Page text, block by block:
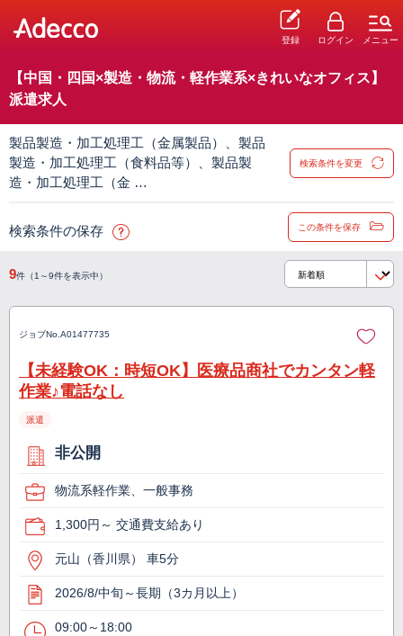
登録 ログイン メニュー
【中国・四国×製造・物流・軽作業系×きれいなオフィス】
派遣求人
製品製造・加工処理工（金属製品）、製品
製造・加工処理工（食料品等）、製品製
造・加工処理工（金 …
検索条件を変更
検索条件の保存 この条件を保存
9件（1～9件を表示中）
ジョブNo. A01477735
【未経験OK：時短OK】医療品商社でカンタン軽
作業♪電話なし
派遣
非公開
物流系軽作業、一般事務
1,300円～ 交通費支給あり
元山（香川県） 車5分
2026/8/中旬～長期（3カ月以上）
09:00～18:00